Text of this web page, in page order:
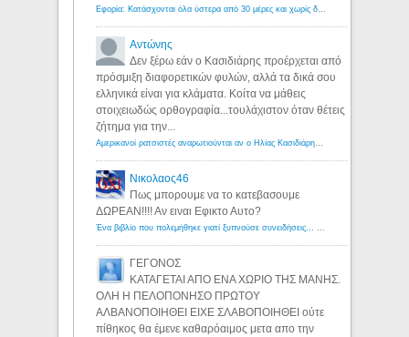
Αντώνης
Δεν ξέρω εάν ο Κασιδιάρης προέρχεται από
πρόσμιξη διαφορετικών φυλών, αλλά τα δικά σου
ελληνικά είναι για κλάματα. Κοίτα να μάθεις
στοιχειωδώς ορθογραφία...τουλάχιστον όταν θέτεις
ζήτημα για την...
Νικολαος46
Πως μπορουμε να το κατεβασουμε
ΔΩΡΕΑΝ!!!! Αν ειναι Εφικτο Αυτο?
ΓΕΓΟΝΟΣ
ΚΑΤΑΓΕΤΑΙ ΑΠΟ ΕΝΑ ΧΩΡΙΟ ΤΗΣ ΜΑΝΗΣ.
ΟΛΗ Η ΠΕΛΟΠΟΝΗΣΟ ΠΡΩΤΟΥ
ΑΛΒΑΝΟΠΟΙΗΘΕΙ ΕΙΧΕ ΣΛΑΒΟΠΟΙΗΘΕΙ ούτε
πίθηκος θα έμενε καθαρόαιμος μετα απο την